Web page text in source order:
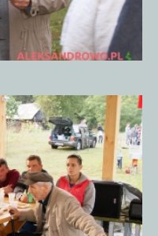
15.09.20185